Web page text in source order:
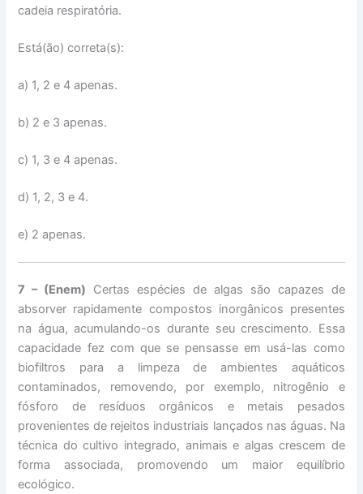
cadeia respiratória.
Está(ão) correta(s):
a) 1, 2 e 4 apenas.
b) 2 e 3 apenas.
c) 1, 3 e 4 apenas.
d) 1, 2, 3 e 4.
e) 2 apenas.
7 – (Enem) Certas espécies de algas são capazes de
absorver rapidamente compostos inorgânicos presentes
na água, acumulando-os durante seu crescimento. Essa
capacidade fez com que se pensasse em usá-las como
biofiltros para a limpeza de ambientes aquáticos
contaminados, removendo, por exemplo, nitrogênio e
fósforo de resíduos orgânicos e metais pesados
provenientes de rejeitos industriais lançados nas águas. Na
técnica do cultivo integrado, animais e algas crescem de
forma associada, promovendo um maior equilíbrio
ecológico.